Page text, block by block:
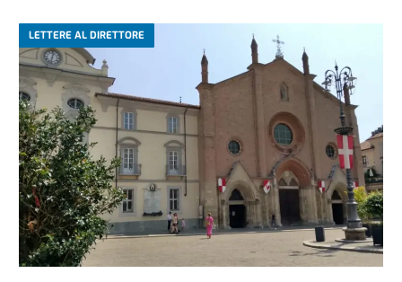
LETTERE AL DIRETTORE